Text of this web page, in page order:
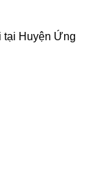
tại Huyện Ứng